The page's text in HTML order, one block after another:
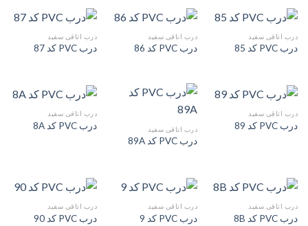
درب اتاقی سفید
درب PVC کد 85
درب اتاقی سفید
درب PVC کد 86
درب اتاقی سفید
درب PVC کد 87
درب اتاقی سفید
درب PVC کد 89 درب اتاقی سفید
درب PVC کد 89A
درب اتاقی سفید
درب PVC کد 8A
درب اتاقی سفید
درب PVC کد 8B
درب اتاقی سفید
درب PVC کد 9
درب اتاقی سفید
درب PVC کد 90